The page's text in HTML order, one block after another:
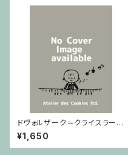
ドヴォルザーク＝クライスラー：
スラヴ幻想曲 ロ短調 from Op.
55-4, Op.75 / ヴァイオリンと
ピアノ
¥1,650